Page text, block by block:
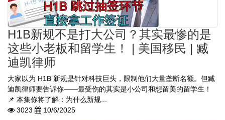
H1B新规不是打大公司？其实最惨的是
这些小老板和留学生！ | 美国移民 | 臧
迪凯律师
大家以为 H1B 新规是针对科技巨头，限制他们大量垄断名额。但臧
迪凯律师要告诉你——最受伤的其实是小公司和想留美的留学生！
📌 本集你将了解：为什么新规...
3023
10/6/2025